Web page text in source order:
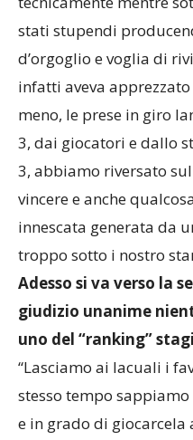
stati stupendi
d’orgoglio e voglia di
infatti aveva
meno, le prese in giro
3, dai giocatori e dallo
3, abbiamo riversato
vincere e anche
innescata generata da
troppo sotto i nostro
Adesso si va verso la
giudizio unanime
uno del “ranking”
“Lasciamo ai lacuali i
stesso tempo
e in grado di giocarcela